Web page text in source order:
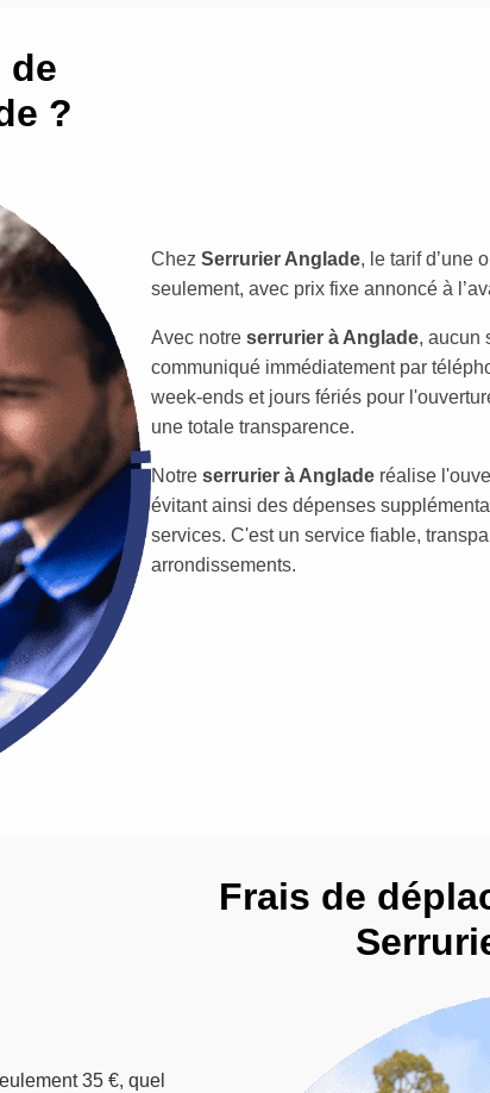
de
?
Chez Serrurier Anglade, le tarif d’une
seulement, avec prix fixe annoncé à
Avec notre serrurier à Anglade, aucun
communiqué immédiatement par
week-ends et jours fériés pour
une totale transparence.
Notre serrurier à Anglade réalise
évitant ainsi des dépenses
services. C'est un service fiable,
arrondissements.
35 €, quel
Frais de